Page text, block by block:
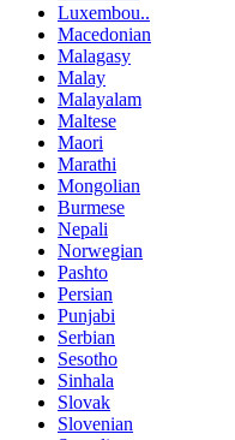
Luxembou..
Macedonian
Malagasy
Malay
Malayalam
Maltese
Maori
Marathi
Mongolian
Burmese
Nepali
Norwegian
Pashto
Persian
Punjabi
Serbian
Sesotho
Sinhala
Slovak
Slovenian